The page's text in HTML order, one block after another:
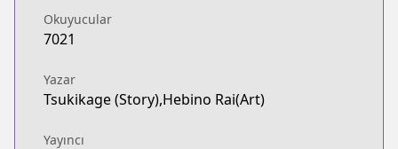
Okuyucular
7021
Yazar
Tsukikage (Story),Hebino Rai(Art)
Yayıncı